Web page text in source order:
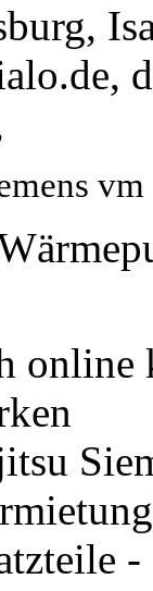
online
-